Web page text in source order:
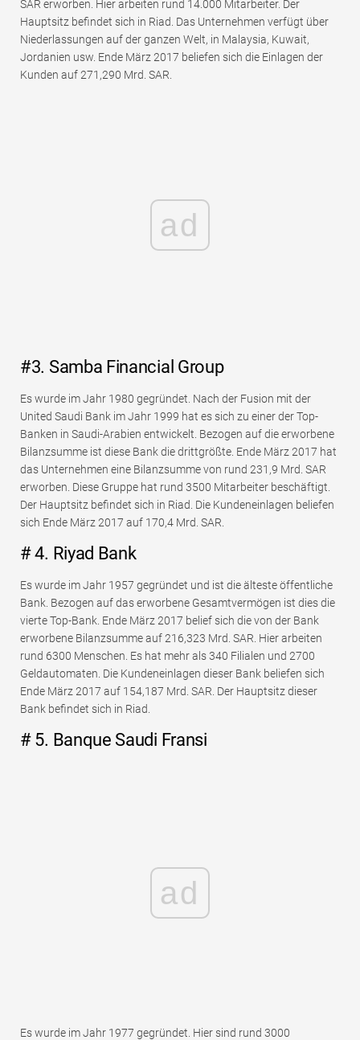
SAR erworben. Hier arbeiten rund 14.000 Mitarbeiter. Der
Hauptsitz befindet sich in Riad. Das Unternehmen verfügt über
Niederlassungen auf der ganzen Welt, in Malaysia, Kuwait,
Jordanien usw. Ende März 2017 beliefen sich die Einlagen der
Kunden auf 271,290 Mrd. SAR.
ad
#3. Samba Financial Group
Es wurde im Jahr 1980 gegründet. Nach der Fusion mit der
United Saudi Bank im Jahr 1999 hat es sich zu einer der Top-
Banken in Saudi-Arabien entwickelt. Bezogen auf die erworbene
Bilanzsumme ist diese Bank die drittgrößte. Ende März 2017 hat
das Unternehmen eine Bilanzsumme von rund 231,9 Mrd. SAR
erworben. Diese Gruppe hat rund 3500 Mitarbeiter beschäftigt.
Der Hauptsitz befindet sich in Riad. Die Kundeneinlagen beliefen
sich Ende März 2017 auf 170,4 Mrd. SAR.
# 4. Riyad Bank
Es wurde im Jahr 1957 gegründet und ist die älteste öffentliche
Bank. Bezogen auf das erworbene Gesamtvermögen ist dies die
vierte Top-Bank. Ende März 2017 belief sich die von der Bank
erworbene Bilanzsumme auf 216,323 Mrd. SAR. Hier arbeiten
rund 6300 Menschen. Es hat mehr als 340 Filialen und 2700
Geldautomaten. Die Kundeneinlagen dieser Bank beliefen sich
Ende März 2017 auf 154,187 Mrd. SAR. Der Hauptsitz dieser
Bank befindet sich in Riad.
# 5. Banque Saudi Fransi
ad
Es wurde im Jahr 1977 gegründet. Hier sind rund 3000